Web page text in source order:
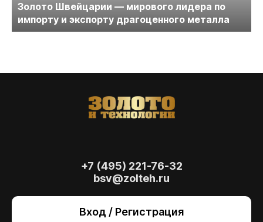
Золото Швейцарии — мирового лидера по
импорту и экспорту драгоценного металла
+7 (495) 221-76-32
bsv@zolteh.ru
Вход / Регистрация
также для анализа сайта и улучшения